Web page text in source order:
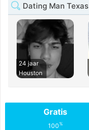
Dating Man Texas
24 jaar
Houston
Gratis
100%